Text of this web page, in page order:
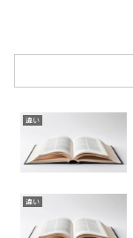
違い
違い